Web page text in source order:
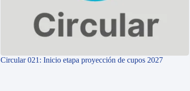
Circular 021: Inicio etapa proyección de cupos 2027